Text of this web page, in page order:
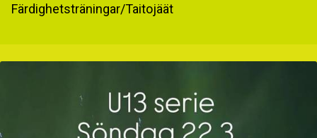
Färdighetsträningar/Taitojäät